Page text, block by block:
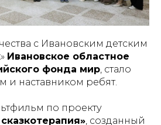
с Ивановским детским
Ивановское областное
фонда мир , стало
и наставником ребят.
по проекту
, созданный